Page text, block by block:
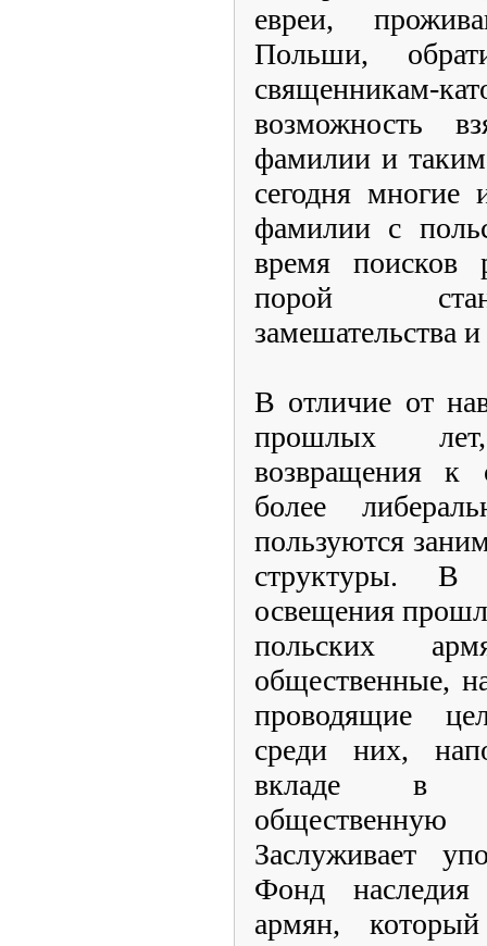
евреи,
Польши,
возможность
фамилии и
сегодня многие
фамилии с
время поисков
порой
замешательства
В отличие от
прошлых
возвращения к
более
пользуются
структуры. В
освещения
польских
общественные,
проводящие
среди них,
вкладе в
Заслуживает
Фонд
армян,